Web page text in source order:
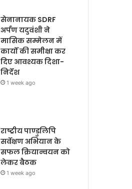
सेनानायक SDRF
अर्पण यदुवंशी ने
मासिक सम्मेलन में
कार्यों की समीक्षा कर
दिए आवश्यक दिशा-
निर्देश
1 week ago
राष्ट्रीय पाण्डुलिपि
सर्वेक्षण अभियान के
सफल क्रियान्वयन को
लेकर बैठक
1 week ago